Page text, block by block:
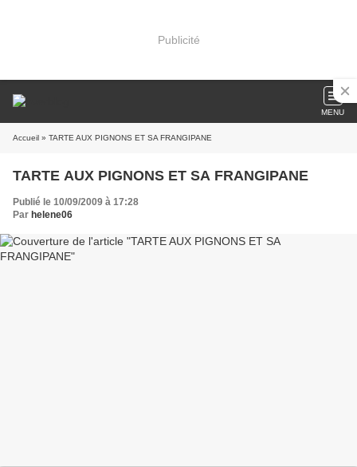
Publicité
MENU
Accueil » TARTE AUX PIGNONS ET SA FRANGIPANE
TARTE AUX PIGNONS ET SA FRANGIPANE
Publié le 10/09/2009 à 17:28
Par helene06